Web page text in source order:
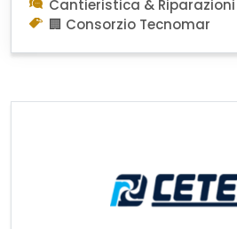
Cantieristica & Riparazioni
🏢 Consorzio Tecnomar